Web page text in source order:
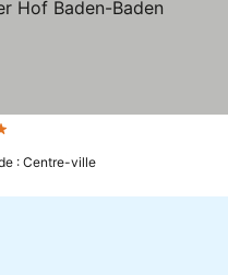
: Centre-ville